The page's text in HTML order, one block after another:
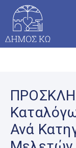
Δήμος
Το
Νησί
Ανά